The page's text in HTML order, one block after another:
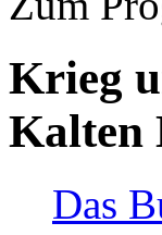
Krieg
Kalten
Das